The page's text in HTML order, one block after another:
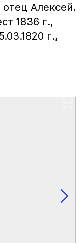
Алексей.
1836 г.,
г.,